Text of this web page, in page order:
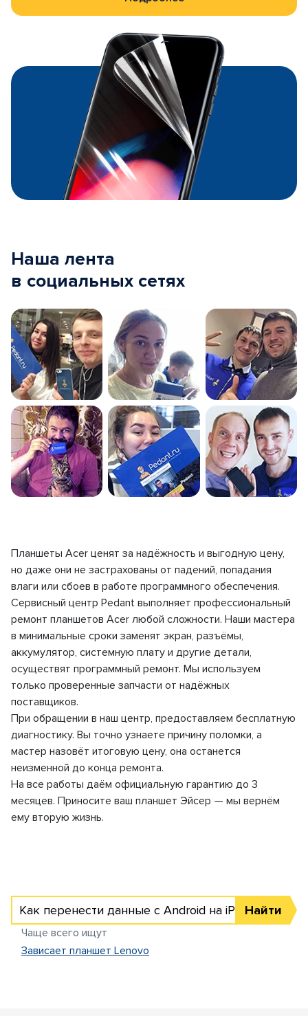
Наша лента
в социальных сетях
Планшеты Acer ценят за надёжность и выгодную цену,
но даже они не застрахованы от падений, попадания
влаги или сбоев в работе программного обеспечения.
Сервисный центр Pedant выполняет профессиональный
ремонт планшетов Acer любой сложности. Наши мастера
в минимальные сроки заменят экран, разъёмы,
аккумулятор, системную плату и другие детали,
осуществят программный ремонт. Мы используем
только проверенные запчасти от надёжных
поставщиков.
При обращении в наш центр, предоставляем бесплатную
диагностику. Вы точно узнаете причину поломки, а
мастер назовёт итоговую цену, она останется
неизменной до конца ремонта.
На все работы даём официальную гарантию до 3
месяцев. Приносите ваш планшет Эйсер — мы вернём
ему вторую жизнь.
Как перенести данные с Android на iPhone
Чаще всего ищут
Найти
Зависает планшет Lenovo